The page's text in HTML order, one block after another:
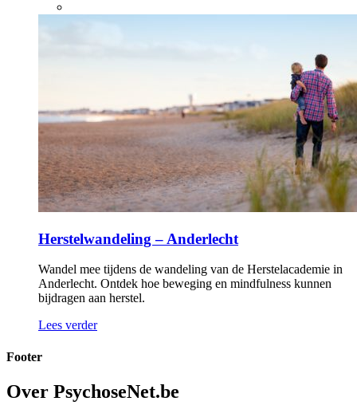
Herstelwandeling – Anderlecht
Wandel mee tijdens de wandeling van de Herstelacademie in
Anderlecht. Ontdek hoe beweging en mindfulness kunnen
bijdragen aan herstel.
Lees verder
Footer
Over PsychoseNet.be